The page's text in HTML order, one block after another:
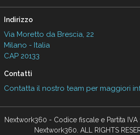
Indirizzo
Via Moretto da Brescia, 22
Milano - Italia
CAP 20133
Contatti
Contatta il nostro team per maggiori
Nextwork360 - Codice fiscale e Partita
Nextwork360. ALL RIGHTS